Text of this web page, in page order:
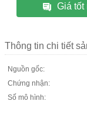
Giá tốt
Thông tin chi tiết
Nguồn gốc:
Chứng nhận:
Số mô hình: